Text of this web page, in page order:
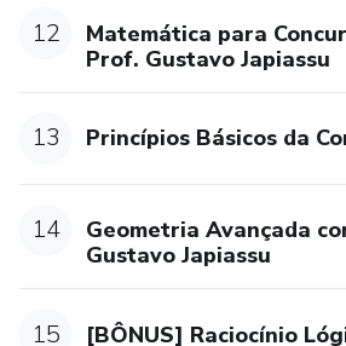
Módulo 22 - CURSO DE QUESTÕES
Módulo 23 - MATEMÁTICA DO
Módulo 24 - [BÔNUS] Porcentagem
Módulo 25 - [BÔNUS] Probabilidade
Módulo 27 [INSS] - Raciocínio Lógico
12
Matemática para
Prof. Gustavo Japiassu
13 Princípios Básicos da
14
Geometria Avançada
Gustavo Japiassu
15 [BÔNUS] Raciocínio